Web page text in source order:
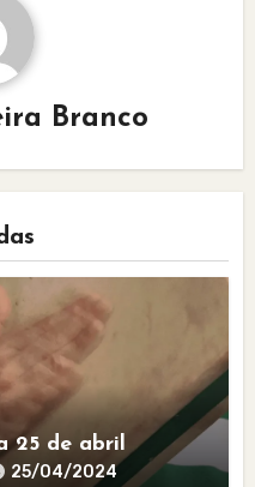
Branco
25 de abril
25/04/2024